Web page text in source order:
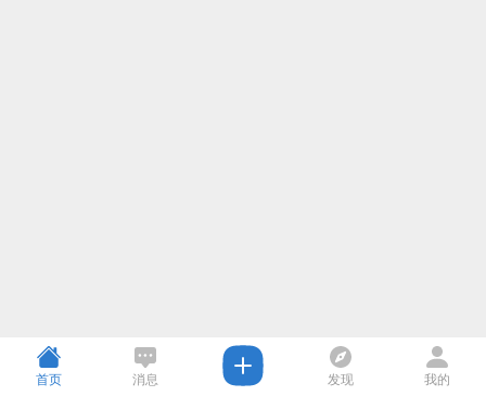
首页 消息 发现 我的